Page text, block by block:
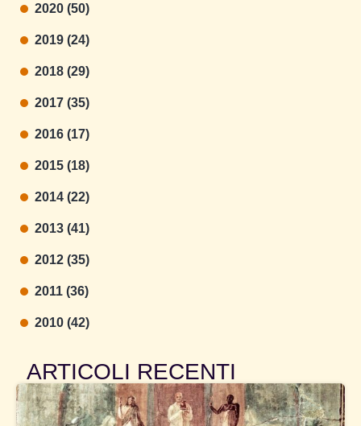
2020 (50)
2019 (24)
2018 (29)
2017 (35)
2016 (17)
2015 (18)
2014 (22)
2013 (41)
2012 (35)
2011 (36)
2010 (42)
ARTICOLI RECENTI